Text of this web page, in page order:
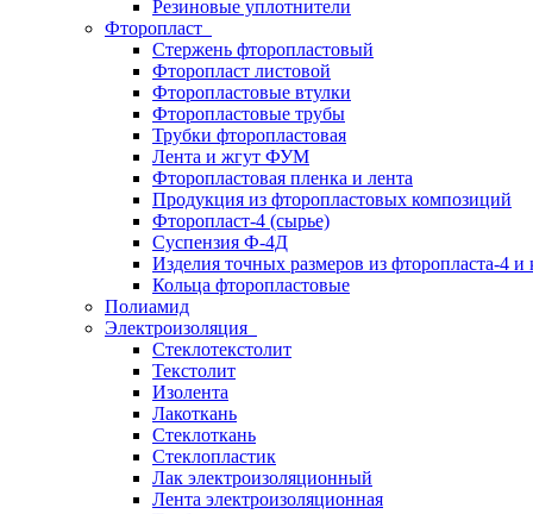
Резиновые уплотнители
Фторопласт
Стержень фторопластовый
Фторопласт листовой
Фторопластовые втулки
Фторопластовые трубы
Трубки фторопластовая
Лента и жгут ФУМ
Фторопластовая пленка и лента
Продукция из фторопластовых композиций
Фторопласт-4 (сырье)
Суспензия Ф-4Д
Изделия точных размеров из фторопласта-4 и
Кольца фторопластовые
Полиамид
Электроизоляция
Стеклотекстолит
Текстолит
Изолента
Лакоткань
Стеклоткань
Стеклопластик
Лак электроизоляционный
Лента электроизоляционная